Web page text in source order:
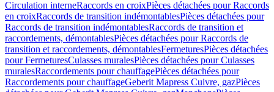
Circulation interneRaccords en croixPièces détachées pour Raccords
en croixRaccords de transition indémontablesPièces détachées pour
Raccords de transition indémontablesRaccords de transition et
raccordements, démontablesPièces détachées pour Raccords de
transition et raccordements, démontablesFermeturesPièces détachées
pour FermeturesCulasses muralesPièces détachées pour Culasses
muralesRaccordements pour chauffagePièces détachées pour
Raccordements pour chauffageGeberit Mapress Cuivre, gazPièces